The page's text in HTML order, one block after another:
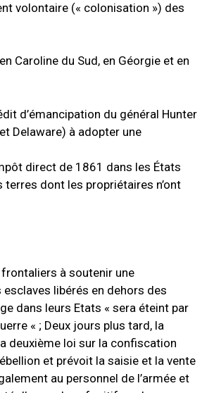
volontaire (« colonisation ») des
Caroline du Sud, en Géorgie et en
d’émancipation du général Hunter
Delaware) à adopter une
direct de 1861 dans les États
dont les propriétaires n’ont
à soutenir une
libérés en dehors des
dans leurs Etats « sera éteint par
« ; Deux jours plus tard, la
deuxième loi sur la confiscation
et prévoit la saisie et la vente
au personnel de l’armée et